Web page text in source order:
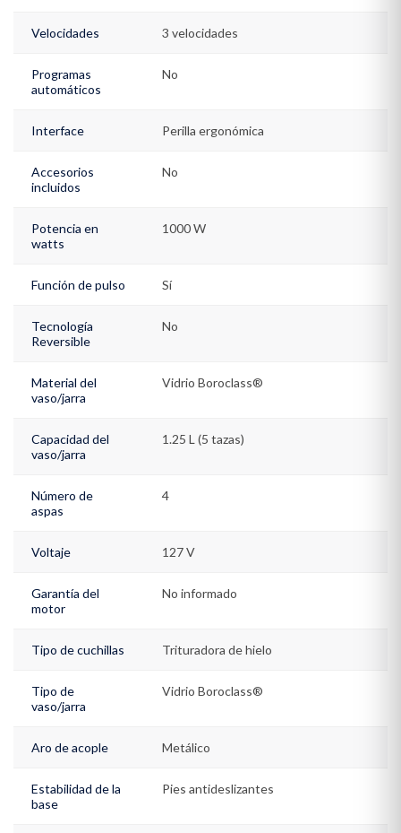
Velocidades 3 velocidades
Programas
automáticos
No
Interface Perilla ergonómica
Accesorios
incluidos
No
Potencia en
watts
1000 W
Función de pulso Sí
Tecnología
Reversible
No
Material del
vaso/jarra
Vidrio Boroclass®
Capacidad del
vaso/jarra
1.25 L (5 tazas)
Número de
aspas
4
Voltaje 127 V
Garantía del
motor
No informado
Tipo de cuchillas Trituradora de hielo
Tipo de
vaso/jarra
Vidrio Boroclass®
Aro de acople Metálico
Estabilidad de la
base
Pies antideslizantes